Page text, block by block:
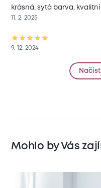
krásná, sytá barva,
11. 2. 2025
9. 12. 2024
Mohlo by Vás